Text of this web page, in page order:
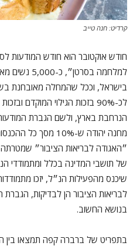
קרדיט: חנה טייב
חודש אוקטובר הוא חודש המודעות
למלחמה
בישראל, וככל שהמחלה מאובחנת
לכ-90% בזכות הגילוי המוקדם
הנרחבת בארץ, ולשם הגברת
מחנה יהודה ש-10%
״האגודה לבריאות הציבור״
של תושבי המדינה בכלל ומתמודדי
שיכנס מהפעילות הנ״ל, יזכו
לבריאות הציבור הן לבדיקות,
בנושא החשוב.
בתפריט של ברברה קפה תמצאו בין